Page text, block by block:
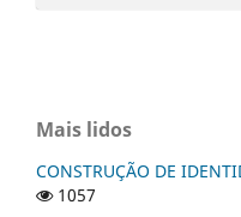
Mais lidos
CONSTRUÇÃO DE
1057